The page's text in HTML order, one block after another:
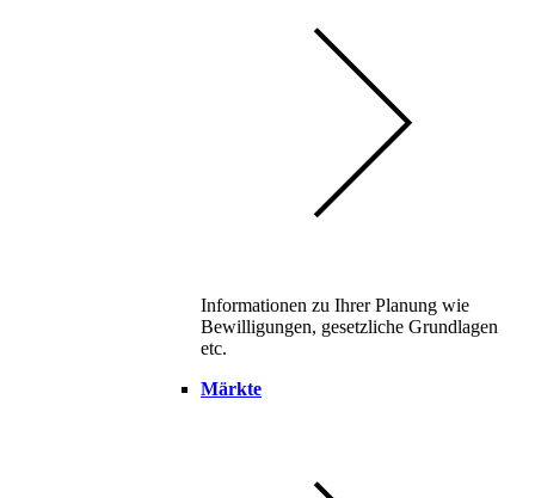
Informationen zu Ihrer Planung wie
Bewilligungen, gesetzliche Grundlagen
etc.
Märkte